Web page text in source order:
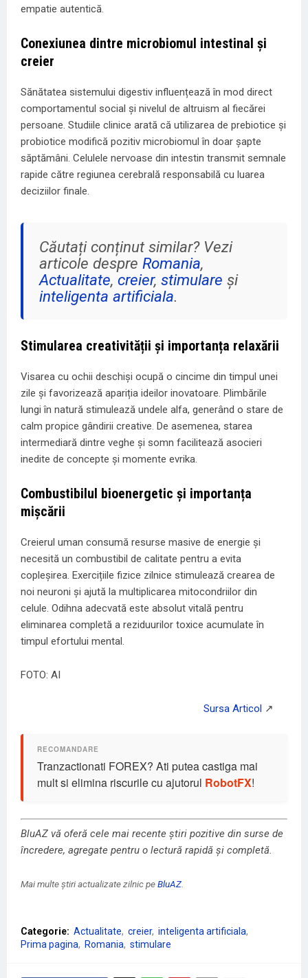
empatie autentică.
Conexiunea dintre microbiomul intestinal și
creier
Sănătatea sistemului digestiv influențează în mod direct
comportamentul social și nivelul de altruism al fiecărei
persoane. Studiile clinice arată că utilizarea de prebiotice și
probiotice modifică pozitiv microbiomul în doar șapte
săptămâni. Celulele nervoase din intestin transmit semnale
rapide către regiunea cerebrală responsabilă cu luarea
deciziilor finale.
Căutați conținut similar? Vezi
articole despre Romania,
Actualitate, creier, stimulare și
inteligenta artificiala.
Stimularea creativității și importanța relaxării
Visarea cu ochii deschiși ocupă o cincime din timpul unei
zile și favorizează apariția ideilor inovatoare. Plimbările
lungi în natură stimulează undele alfa, generând o stare de
calm propice gândirii creative. De asemenea, starea
intermediară dintre veghe și somn facilitează asocieri
inedite de concepte și momente evrika.
Combustibilul bioenergetic și importanța
mișcării
Creierul uman consumă resurse masive de energie și
necesită un combustibil de calitate pentru a evita
copleșirea. Exercițiile fizice zilnice stimulează crearea de
noi neuroni și ajută la multiplicarea mitocondriilor din
celule. Odihna adecvată este absolut vitală pentru
eliminarea completă a reziduurilor toxice acumulate în
timpul efortului mental.
FOTO: AI
Tranzactionati FOREX? Ati putea castiga mai
mult si elimina riscurile cu ajutorul RobotFX!
BluAZ vă oferă cele mai recente știri pozitive din surse de
încredere, agregate pentru o lectură rapidă și completă.
Mai multe știri actualizate zilnic peBluAZ
Categorie: Actualitate creier inteligenta artificiala
Prima pagina
Romania stimulare